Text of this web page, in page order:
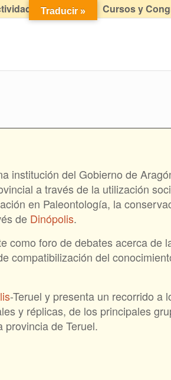
didácticas Cursos y
institución del Gobierno de
a través de la utilización
en Paleontología, la
de Dinópolis.
como foro de debates acerca de
compatibilización del
-Teruel y presenta un recorrido a
y réplicas, de los principales
de Teruel.
Traducir »